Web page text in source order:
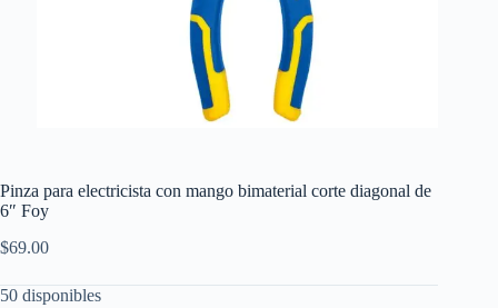
Pinza para electricista con mango bimaterial corte diagonal de
6″ Foy
$69.00
50 disponibles